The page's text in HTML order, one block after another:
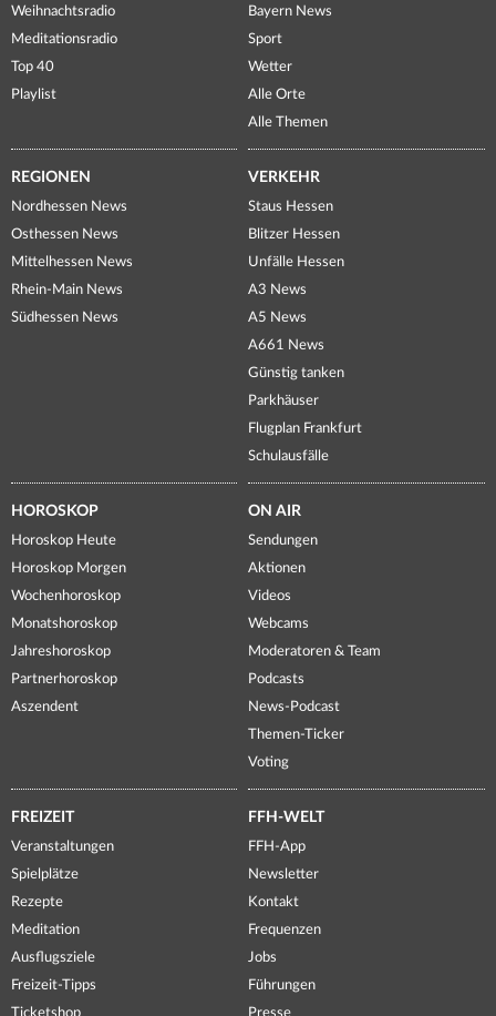
Weihnachtsradio
Meditationsradio
Top 40
Playlist
Bayern News
Sport
Wetter
Alle Orte
Alle Themen
REGIONEN
Nordhessen News
Osthessen News
Mittelhessen News
Rhein-Main News
Südhessen News
VERKEHR
Staus Hessen
Blitzer Hessen
Unfälle Hessen
A3 News
A5 News
A661 News
Günstig tanken
Parkhäuser
Flugplan Frankfurt
Schulausfälle
HOROSKOP
Horoskop Heute
Horoskop Morgen
Wochenhoroskop
Monatshoroskop
Jahreshoroskop
Partnerhoroskop
Aszendent
ON AIR
Sendungen
Aktionen
Videos
Webcams
Moderatoren & Team
Podcasts
News-Podcast
Themen-Ticker
Voting
FREIZEIT
Veranstaltungen
Spielplätze
Rezepte
Meditation
Ausflugsziele
Freizeit-Tipps
Ticketshop
FFH-WELT
FFH-App
Newsletter
Kontakt
Frequenzen
Jobs
Führungen
Presse